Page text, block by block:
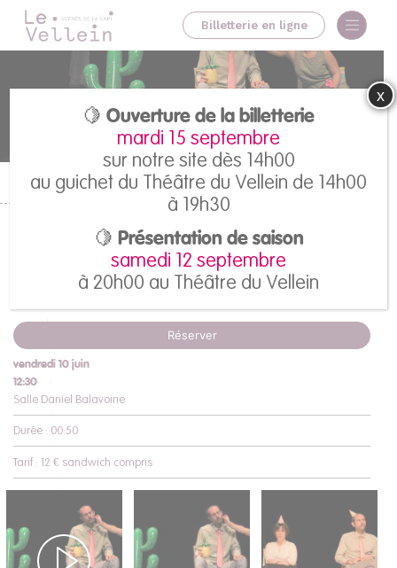
Billetterie en ligne
Accueil >Tous les spectacles >Kälk
Kälk
Compagnie Les GüMs
Réserver
vendredi 10 juin
12:30
Salle Daniel Balavoine
Durée : 00:50
Tarif : 12 € sandwich compris
🍋 Ouverture de la billetterie
mardi 15 septembre
sur notre site dès 14h00
au guichet du Théâtre du Vellein de 14h00
à 19h30
🍋 Présentation de saison
samedi 12 septembre
à 20h00 au Théâtre du Vellein
x